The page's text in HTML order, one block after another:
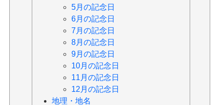
5月の記念日
6月の記念日
7月の記念日
8月の記念日
9月の記念日
10月の記念日
11月の記念日
12月の記念日
地理・地名